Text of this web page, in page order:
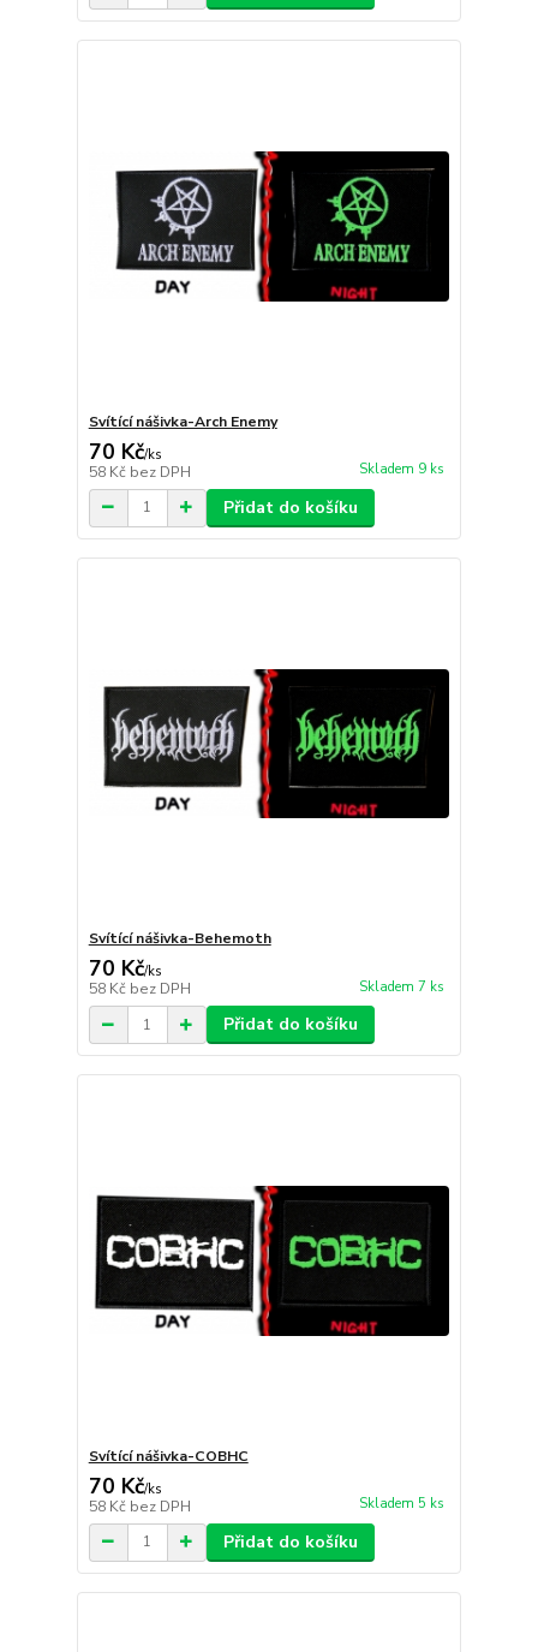
Svítící nášivka-Arch Enemy
70 Kč/ks
58 Kč bez DPH Skladem 9 ks
Přidat do košíku
Svítící nášivka-Behemoth
70 Kč/ks
58 Kč bez DPH Skladem 7 ks
Přidat do košíku
Svítící nášivka-COBHC
70 Kč/ks
58 Kč bez DPH Skladem 5 ks
Přidat do košíku